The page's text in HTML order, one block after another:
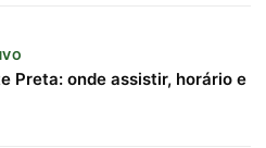
Preta: onde assistir, horário e